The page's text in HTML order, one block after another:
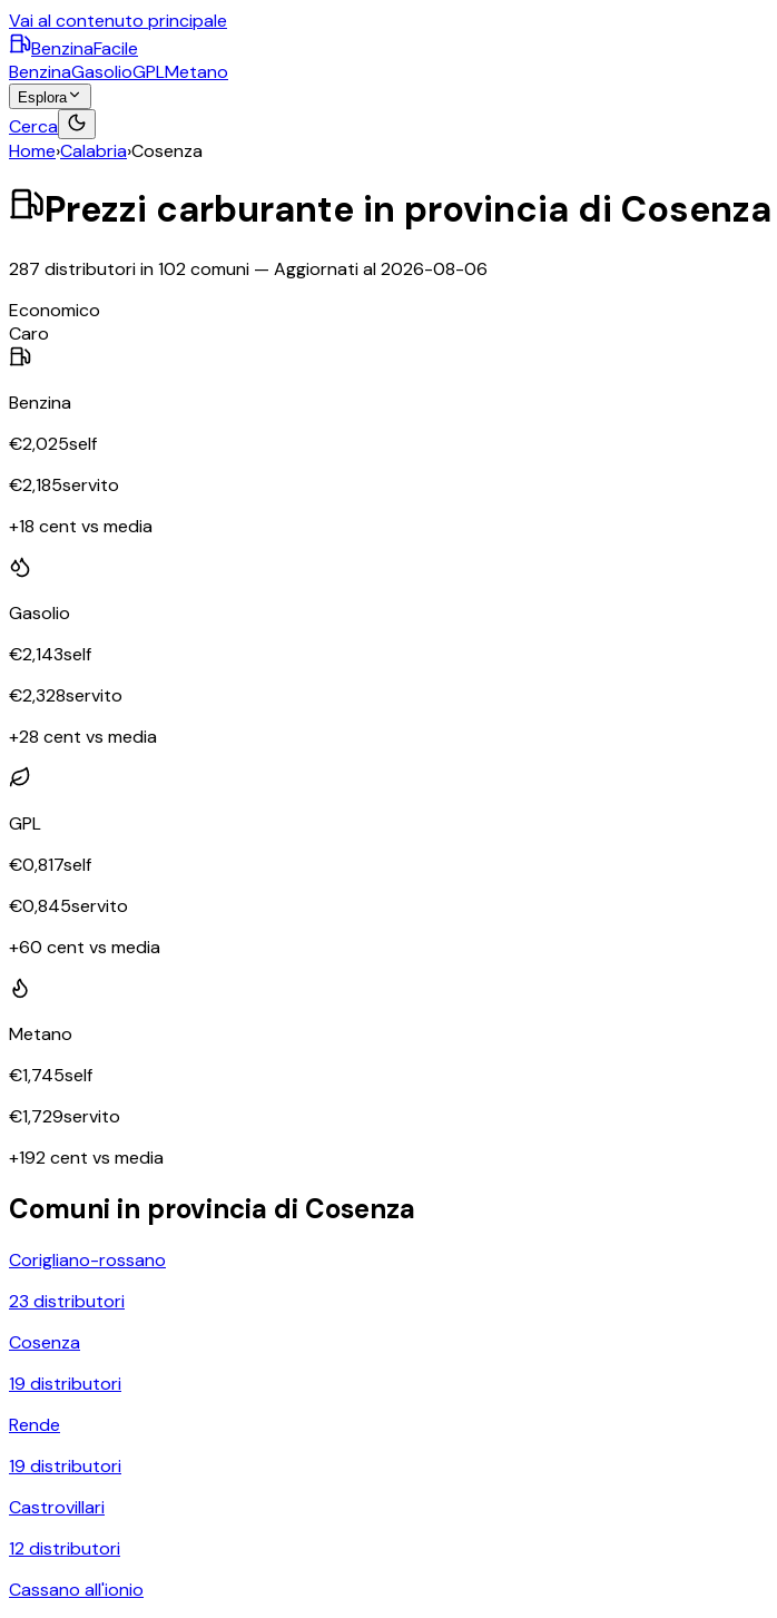
Vai al contenuto principale
BenzinaFacile
BenzinaGasolioGPLMetano
Esplora
Cerca
Home›Calabria›Cosenza
Prezzi carburante in provincia di Cosenza
287 distributori in102comuni — Aggiornati al2026-08-06
Economico
Caro
Benzina
€2,025self
€2,185servito
+18 cent vs media
Gasolio
€2,143self
€2,328servito
+28 cent vs media
GPL
€0,817self
€0,845servito
+60 cent vs media
Metano
€1,745self
€1,729servito
+192 cent vs media
Comuni in provincia di Cosenza
Corigliano-rossano
23 distributori
Cosenza
19 distributori
Rende
19 distributori
Castrovillari
12distributori
Cassano all'ionio